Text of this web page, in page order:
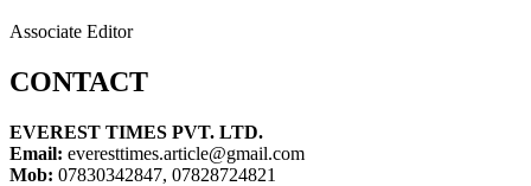
Associate Editor
CONTACT
EVEREST TIMES PVT. LTD.
Email: everesttimes.article@gmail.com
Mob: 07830342847, 07828724821